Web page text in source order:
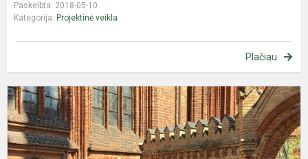
Paskelbta: 2018-05-10
Kategorija: Projektinė veikla
Plačiau